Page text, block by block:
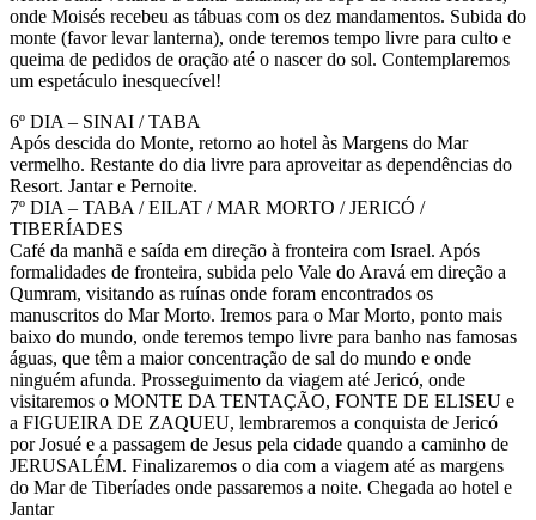
onde Moisés recebeu as tábuas com os dez mandamentos. Subida do
monte (favor levar lanterna), onde teremos tempo livre para culto e
queima de pedidos de oração até o nascer do sol. Contemplaremos
um espetáculo inesquecível!
6º DIA – SINAI / TABA
Após descida do Monte, retorno ao hotel às Margens do Mar
vermelho. Restante do dia livre para aproveitar as dependências do
Resort. Jantar e Pernoite.
7º DIA – TABA / EILAT / MAR MORTO / JERICÓ /
TIBERÍADES
Café da manhã e saída em direção à fronteira com Israel. Após
formalidades de fronteira, subida pelo Vale do Aravá em direção a
Qumram, visitando as ruínas onde foram encontrados os
manuscritos do Mar Morto. Iremos para o Mar Morto, ponto mais
baixo do mundo, onde teremos tempo livre para banho nas famosas
águas, que têm a maior concentração de sal do mundo e onde
ninguém afunda. Prosseguimento da viagem até Jericó, onde
visitaremos o MONTE DA TENTAÇÃO, FONTE DE ELISEU e
a FIGUEIRA DE ZAQUEU, lembraremos a conquista de Jericó
por Josué e a passagem de Jesus pela cidade quando a caminho de
JERUSALÉM. Finalizaremos o dia com a viagem até as margens
do Mar de Tiberíades onde passaremos a noite. Chegada ao hotel e
Jantar